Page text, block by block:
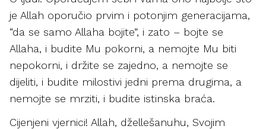
je Allah oporučio prvim i potonjim generacijama,
“da se samo Allaha bojite”, i zato – bojte se
Allaha, i budite Mu pokorni, a nemojte Mu biti
nepokorni, i držite se zajedno, a nemojte se
dijeliti, i budite milostivi jedni prema drugima, a
nemojte se mrziti, i budite istinska braća.
Cijenjeni vjernici! Allah, džellešanuhu, Svojim